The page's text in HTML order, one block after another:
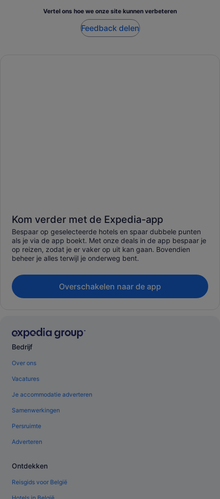
Vertel ons hoe we onze site kunnen verbeteren
Feedback delen
Kom verder met de Expedia-app
Bespaar op geselecteerde hotels en spaar dubbele punten
als je via de app boekt. Met onze deals in de app bespaar je
op reizen, zodat je er vaker op uit kan gaan. Bovendien
beheer je alles terwijl je onderweg bent.
Overschakelen naar de app
Bedrijf
Over ons
Vacatures
Je accommodatie adverteren
Samenwerkingen
Persruimte
Adverteren
Ontdekken
Reisgids voor België